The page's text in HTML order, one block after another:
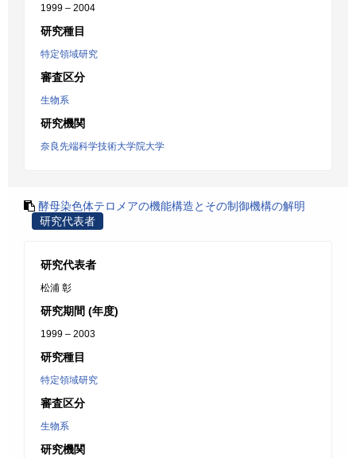
1999 – 2004
研究種目
特定領域研究
審査区分
生物系
研究機関
奈良先端科学技術大学院大学
酵母染色体テロメアの機能構造とその制御機構の解明
研究代表者
研究代表者
松浦 彰
研究期間 (年度)
1999 – 2003
研究種目
特定領域研究
審査区分
生物系
研究機関